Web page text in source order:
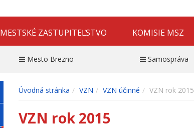
MESTSKÉ ZASTUPITEĽSTVO KOMISIE MSZ
Mesto Brezno Samospráva
Úvodná stránka VZN VZN účinné VZN rok 2015
VZN rok 2015